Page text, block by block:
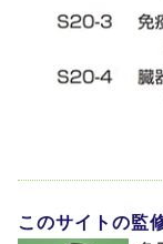
このサイトの監